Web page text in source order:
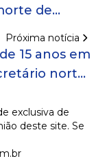
de
Próxima notícia
15 anos em
norte-
exclusiva de
deste site. Se